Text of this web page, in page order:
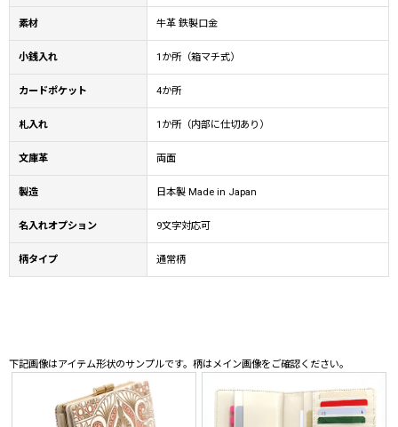
素材 牛革 鉄製口金
小銭入れ 1か所（箱マチ式）
カードポケット 4か所
札入れ 1か所（内部に仕切あり）
文庫革 両面
製造 日本製 Made in Japan
名入れオプション 9文字対応可
柄タイプ 通常柄
下記画像はアイテム形状のサンプルです。柄はメイン画像をご確認ください。